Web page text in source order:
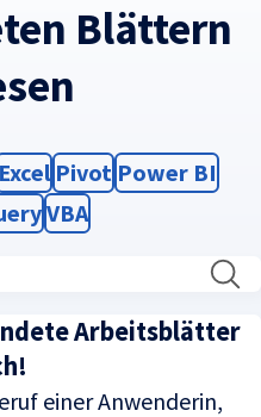
Blättern
Filter
Excel Filter
Pivot Filter
Power BI
Filter
VBA
Arbeitsblätter
einer Anwenderin,